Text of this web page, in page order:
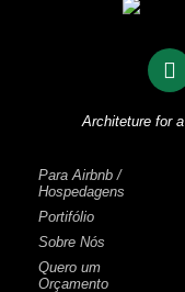
Architeture for
Para Airbnb /
Hospedagens
Portifólio
Sobre Nós
Quero um
Orçamento